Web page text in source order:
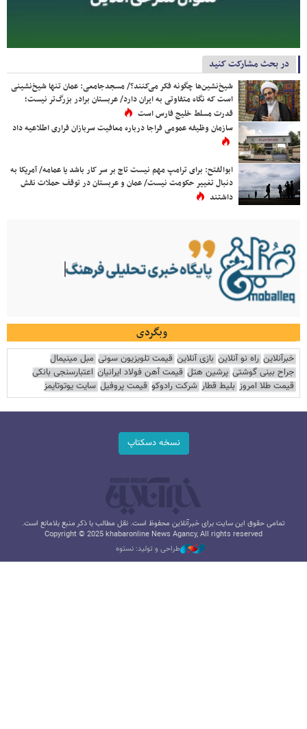
در بحث مشارکت کنید
شیخ‌نشین‌ها چگونه فکر می‌کنند؟/ مسجدجامعی: عمان تنها شیخ‌نشینی
است که نگاه متفاوتی به ایران دارد/ عربستان برادر بزرگ‌تر نیست؛
قدرت مسلط خلیج فارس است
سازمان وظیفه عمومی فراجا درباره معافیت سربازان فراری اطلاعیه داد
ابوالفتح: برای ترامپ مهم نیست تاج بر سر کار باشد یا عمامه/ آمریکا به
دنبال تغییر حکومت نیست/ عمان و عربستان در توقف حملات نقش
داشتند
وبگردی
خبرآنلاین راه نو آنلاین بازی آنلاین قیمت تلویزیون سونی مبل مینیمال
جراح بینی گوشتی پرشین هتل قیمت آهن فولاد ایرانیان اعتبارسنجی بانکی
قیمت طلا امروز بلیط قطار شرکت رادوکو قیمت پروفیل سایت یوتوتایمز
نسخه دسکتاپ
تمامی حقوق این سایت برای خبرآنلاین محفوظ است. نقل مطالب با ذکر منبع بلامانع است.
Copyright © 2025 khabaronline News Agancy, All rights reserved
طراحی و تولید: نستوه